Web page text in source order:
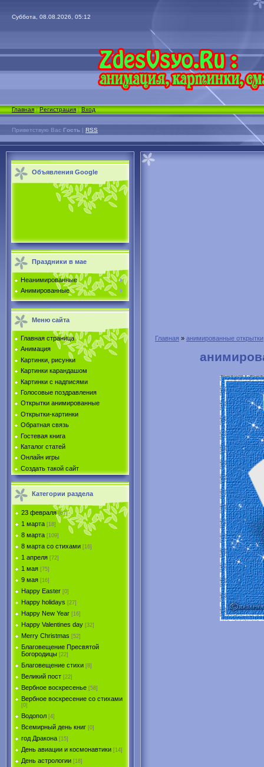
Суббота, 08.08.2026, 05:12
Главная|Регистрация|Вход
Приветствую Вас Гость | RSS
Объявления Google
Праздники в мае
Неанимированные
Анимированные
Меню сайта
Главная страница
Анимация
Картинки, рисунки
Картинки карандашом
Картинки с надписями
Голосовые поздравления
Открытки анимированные
Открытки-картинки
Обратная связь
Гостевая книга
Каталог статей
Онлайн игры
Создать такой сайт
Категории раздела
23 февраля [67]
1 марта [18]
8 марта [109]
8 марта со стихами [16]
1 апреля [72]
1 мая [75]
9 мая [16]
Happy Easter [0]
Happy holidays [27]
Happy New Year [16]
Happy Valentines day [32]
Merry Christmas [52]
Благовещение Пресвятой
Богородицы [22]
Благовещение стихи [8]
Великий пост [22]
Вербное воскресенье [58]
Вербное воскресение со стихами
[0]
Водопол [4]
Всемирный день книг [0]
год Дракона [15]
День авиации и космонавтики [14]
День астрологии [18]
Главная » анимированные открытки